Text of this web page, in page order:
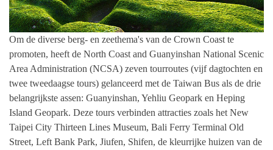
Om de diverse berg- en zeethema's van de Crown Coast te
promoten, heeft de North Coast and Guanyinshan National Scenic
Area Administration (NCSA) zeven tourroutes (vijf dagtochten en
twee tweedaagse tours) gelanceerd met de Taiwan Bus als de drie
belangrijkste assen: Guanyinshan, Yehliu Geopark en Heping
Island Geopark. Deze tours verbinden attracties zoals het New
Taipei City Thirteen Lines Museum, Bali Ferry Terminal Old
Street, Left Bank Park, Jiufen, Shifen, de kleurrijke huizen van de